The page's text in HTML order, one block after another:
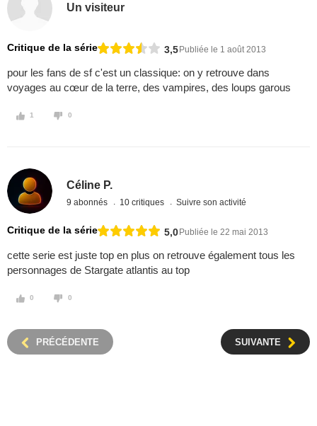
Un visiteur
Critique de la série 3,5 Publiée le 1 août 2013
pour les fans de sf c'est un classique: on y retrouve dans
voyages au cœur de la terre, des vampires, des loups garous
1 0
Céline P.
9 abonnés 10 critiques Suivre son activité
Critique de la série 5,0 Publiée le 22 mai 2013
cette serie est juste top en plus on retrouve également tous les
personnages de Stargate atlantis au top
0 0
PRÉCÉDENTE SUIVANTE